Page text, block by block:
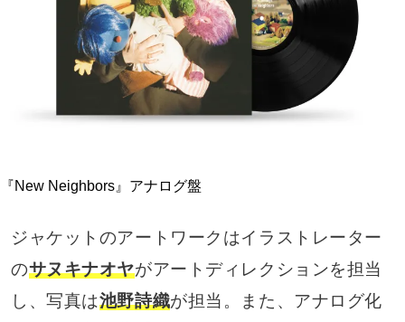
『New Neighbors』アナログ盤
ジャケットのアートワークはイラストレーター
のサヌキナオヤがアートディレクションを担当
し、写真は池野詩織が担当。また、アナログ化